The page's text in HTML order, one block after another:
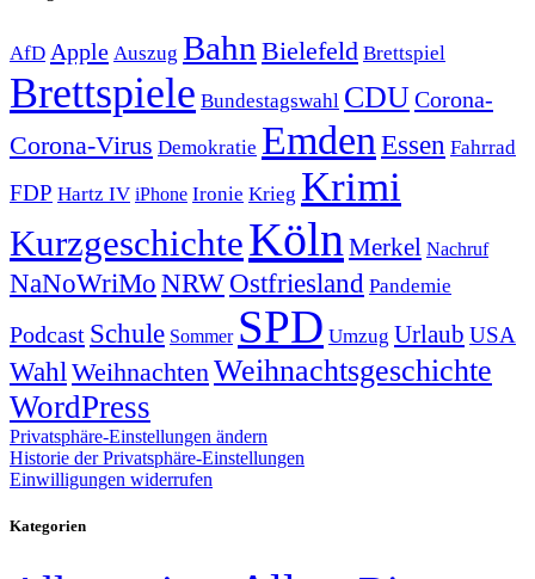
AfD Apple Auszug Bahn Bielefeld Brettspiel
Brettspiele Bundestagswahl CDUCorona-
Corona-Virus Demokratie Emden Essen Fahrrad
FDP Hartz IV iPhone Ironie Krieg Krimi
KurzgeschichteKölnMerkel Nachruf
NaNoWriMo NRWOstfriesland Pandemie
Podcast Schule Sommer SPD Umzug Urlaub USA
WahlWeihnachtenWeihnachtsgeschichte
WordPress
Privatsphäre-Einstellungen ändern
Historie der Privatsphäre-Einstellungen
Einwilligungen widerrufen
Kategorien